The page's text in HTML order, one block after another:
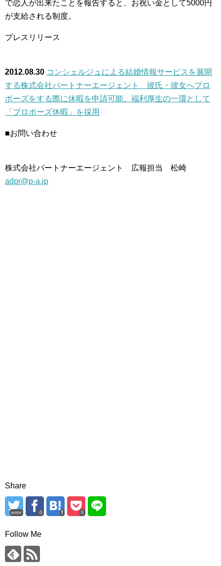
で恋人が出来たことを報告すると、お祝い金として5000円
が支給される制度。
プレスリリース
2012.08.30 コンシェルジュによる結婚情報サービスを展開
する株式会社パートナーエージェント 彼氏・彼女へプロ
ポーズをする際に休暇を申請可能。福利厚生の一環として
「プロポーズ休暇」を採用
■お問い合わせ
株式会社パートナーエージェント 広報担当 松崎
adpr@p-a.jp
Share
error 0 0
Follow Me